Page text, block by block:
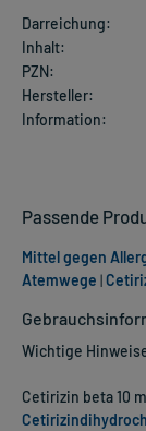
Darreichung:
Inhalt:
PZN:
Hersteller:
Information:
Wichtige
Cetirizin beta 10
Passende
Mittel gegen
Atemwege |